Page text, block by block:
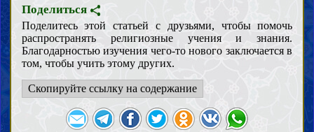
Поделиться
Поделитесь этой статьей с друзьями, чтобы помочь
распространять религиозные учения и знания.
Благодарностью изучения чего-то нового заключается в
том, чтобы учить этому других.
Скопируйте ссылку на содержание